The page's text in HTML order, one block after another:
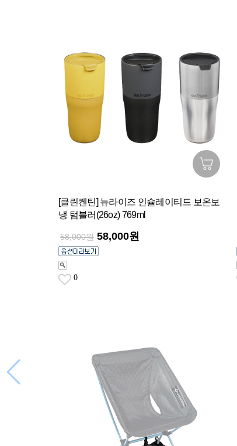
[클린켄틴] 뉴라이즈 인슐레이티드 보온보
냉 텀블러(26oz) 769ml
58,000원 58,000원
0